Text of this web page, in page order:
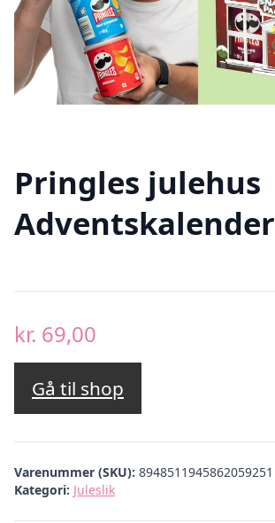
Pringles julehus
Adventskalender
kr. 69,00
Gå til shop
Varenummer (SKU): 8948511945862059251
Kategori: Juleslik